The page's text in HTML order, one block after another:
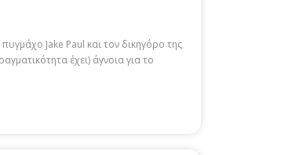
Jake Paul και τον δικηγόρο της
έχει) άγνοια για το